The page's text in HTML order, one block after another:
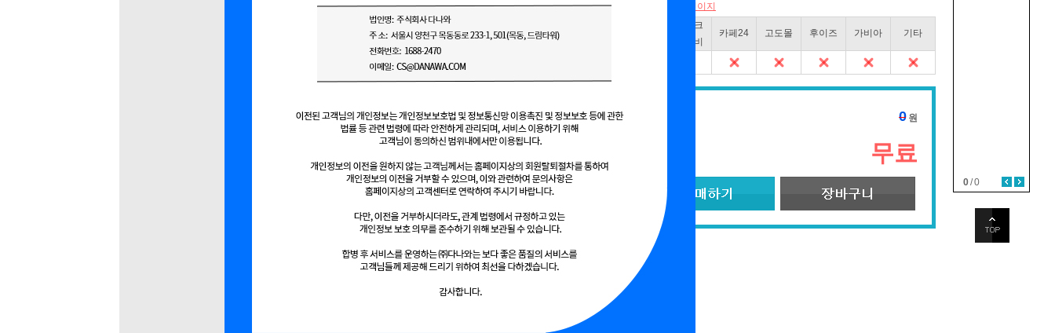
디자인이지
메이크
글로비
카페24 고도몰 후이즈 가비아 기타
0 원
무료
0/0